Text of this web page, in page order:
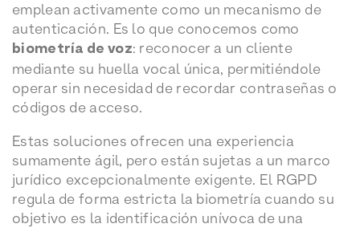
emplean activamente como un mecanismo de
autenticación. Es lo que conocemos como
biometría de voz: reconocer a un cliente
mediante su huella vocal única, permitiéndole
operar sin necesidad de recordar contraseñas o
códigos de acceso.
Estas soluciones ofrecen una experiencia
sumamente ágil, pero están sujetas a un marco
jurídico excepcionalmente exigente. El RGPD
regula de forma estricta la biometría cuando su
objetivo es la identificación unívoca de una